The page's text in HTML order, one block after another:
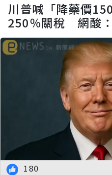
川普喊「降藥價
250％關稅 網酸
180